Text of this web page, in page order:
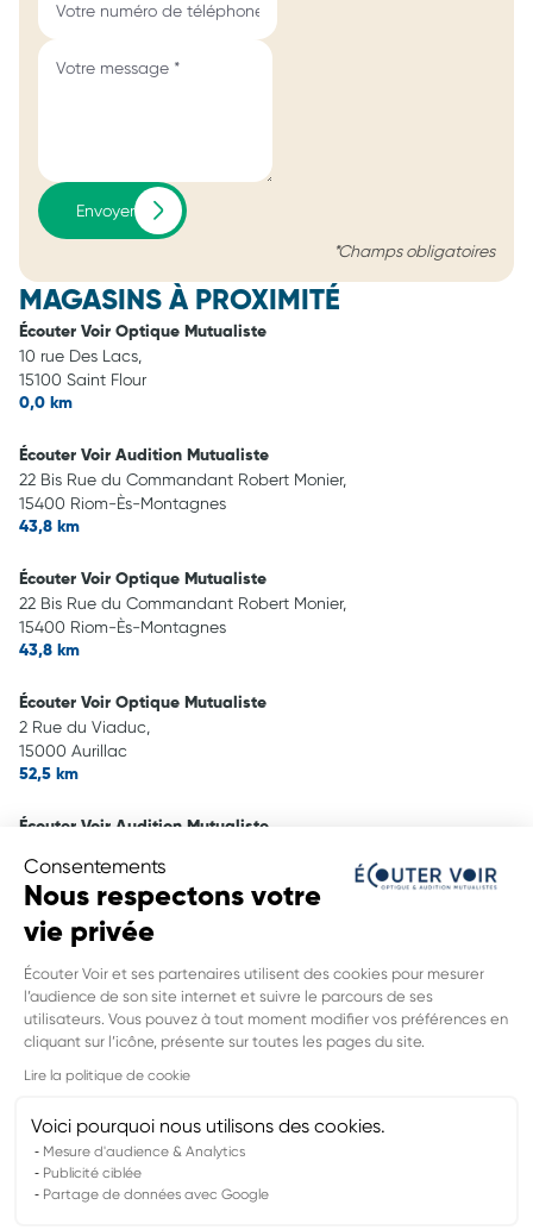
Consentements
Nous respectons votre
vie privée
Écouter Voir et ses partenaires utilisent des cookies pour mesurer
l’audience de son site internet et suivre le parcours de ses
utilisateurs. Vous pouvez à tout moment modifier vos préférences en
cliquant sur l’icône, présente sur toutes les pages du site.
Lire la politique de cookie
Voici pourquoi nous utilisons des cookies.
Mesure d'audience & Analytics
Publicité ciblée
Partage de données avec Google
Envoyer
*Champs obligatoires
MAGASINS À PROXIMITÉ
Écouter Voir Optique Mutualiste
10 rue Des Lacs,
15100 Saint Flour
0,0 km
Écouter Voir Audition Mutualiste
22 Bis Rue du Commandant Robert Monier,
15400 Riom-Ès-Montagnes
43,8 km
Écouter Voir Optique Mutualiste
22 Bis Rue du Commandant Robert Monier,
15400 Riom-Ès-Montagnes
43,8 km
Écouter Voir Optique Mutualiste
2 Rue du Viaduc,
15000 Aurillac
52,5 km
Écouter Voir Audition Mutualiste
15000 Aurillac
52,6 km
Écouter Voir Audition Mutualiste
Place Henri Cordesse,
48100 Marvejols
55,7 km
INFORMATIONS LÉGALES DE CE
POINT DE VENTE
Nom du groupement : MUTUALITE FRANCAISE CANTAL
Adresse mail DPO : sebastien.claude@asc2si.fr